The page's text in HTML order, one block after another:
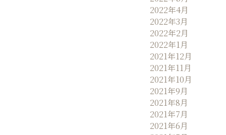
2022年4月
2022年3月
2022年2月
2022年1月
2021年12月
2021年11月
2021年10月
2021年9月
2021年8月
2021年7月
2021年6月